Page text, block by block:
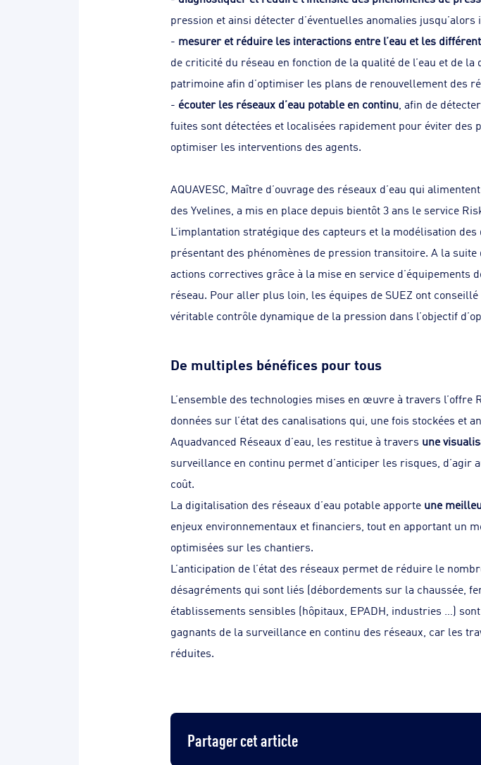
pression et ainsi détecter d’éventuelles anomalies jusqu’alors
- mesurer et réduire les interactions entre l’eau et les
de criticité du réseau en fonction de la qualité de l’eau et de
patrimoine afin d’optimiser les plans de renouvellement des
- écouter les réseaux d’eau potable en continu, afin de
fuites sont détectées et localisées rapidement pour éviter des
optimiser les interventions des agents.
AQUAVESC, Maître d’ouvrage des réseaux d’eau qui
des Yvelines, a mis en place depuis bientôt 3 ans le service
L’implantation stratégique des capteurs et la modélisation
présentant des phénomènes de pression transitoire. A la
actions correctives grâce à la mise en service
réseau. Pour aller plus loin, les équipes de SUEZ ont
véritable contrôle dynamique de la pression dans l’objectif
De multiples bénéfices pour tous
L’ensemble des technologies mises en œuvre à travers
données sur l’état des canalisations qui, une fois stockées et
Aquadvanced Réseaux d’eau, les restitue à travers une
surveillance en continu permet d’anticiper les risques,
coût.
La digitalisation des réseaux d’eau potable apporte une
enjeux environnementaux et financiers, tout en apportant un
optimisées sur les chantiers.
L’anticipation de l’état des réseaux permet de réduire le
désagréments qui sont liés (débordements sur la chaussée,
établissements sensibles (hôpitaux, EPADH, industries …)
gagnants de la surveillance en continu des réseaux, car les
réduites.
Partager cet article